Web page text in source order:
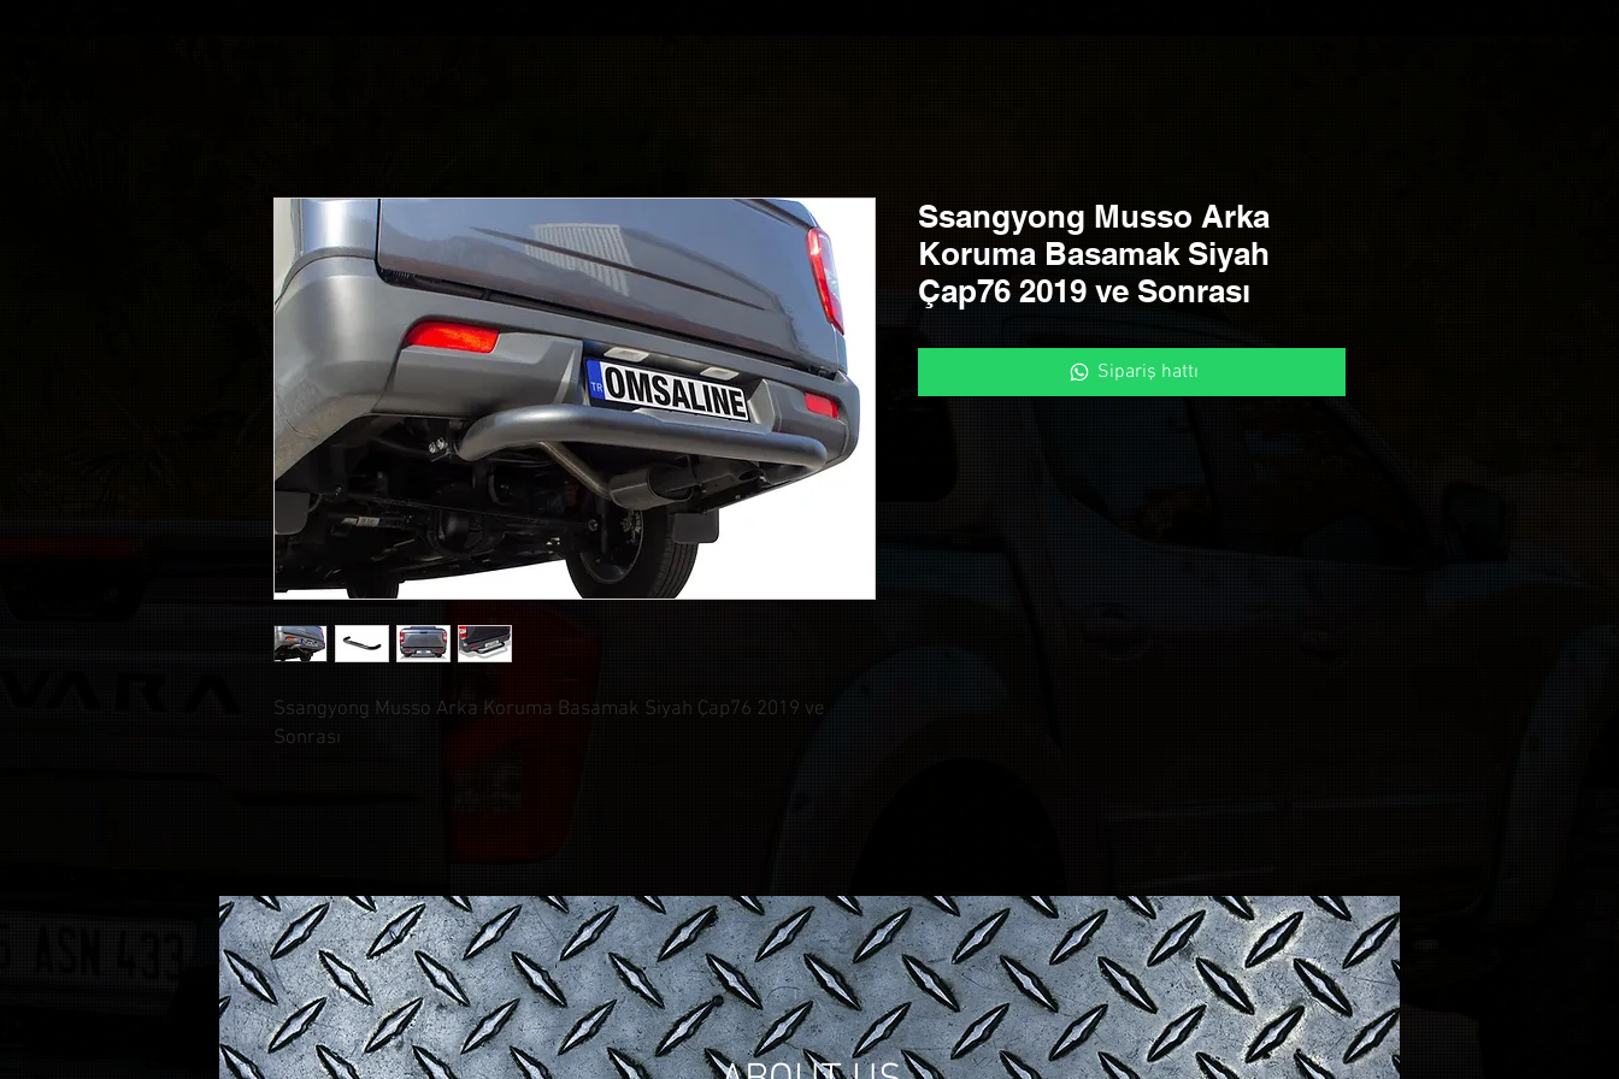
Ssangyong Musso Arka Koruma Basamak Siyah Çap76 2019 ve
Sonrası
Ssangyong Musso Arka
Koruma Basamak Siyah
Çap76 2019 ve Sonrası
Sipariş hattı
© CONTROL CUSTOM GARAGE| All Rights Reserved.